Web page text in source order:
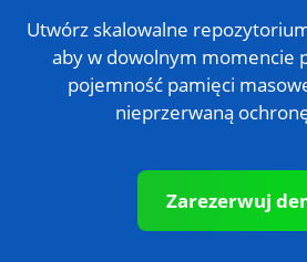
Utwórz skalowalne
aby w dowolnym momencie
pojemność pamięci
nieprzerwaną
Zarezerwuj